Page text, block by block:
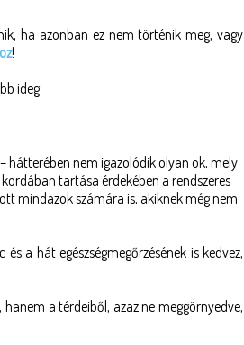
ha azonban ez nem történik meg, vagy
!
ideg.
hátterében nem igazolódik olyan ok, mely
tartása érdekében a rendszeres
mindazok számára is, akiknek még nem
a hát egészségmegőrzésének is kedvez,
a térdeiből, azaz ne meggörnyedve,